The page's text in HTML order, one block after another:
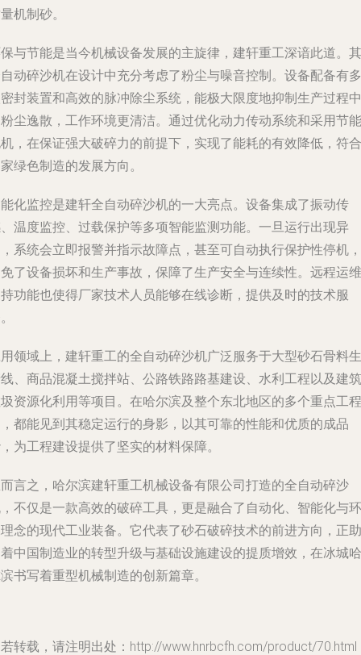
机制砂。
与节能是当今机械设备发展的主旋律，建轩重工深谙此道。其
动碎沙机在设计中充分考虑了粉尘与噪音控制。设备配备有多
封装置和高效的脉冲除尘系统，能极大限度地抑制生产过程中
尘逸散，工作环境更清洁。通过优化动力传动系统和采用节能
，在保证强大破碎力的前提下，实现了能耗的有效降低，符合
绿色制造的发展方向。
化监控是建轩全自动碎沙机的一大亮点。设备集成了振动传
温度监控、过载保护等多项智能监测功能。一旦运行出现异
系统会立即报警并指示故障点，甚至可自动执行保护性停机，
了设备损坏和生产事故，保障了生产安全与连续性。远程运维
功能也使得厂家技术人员能够在线诊断，提供及时的技术服
领域上，建轩重工的全自动碎沙机广泛服务于大型砂石骨料生
、商品混凝土搅拌站、公路铁路路基建设、水利工程以及建筑
资源化利用等项目。在哈尔滨及整个东北地区的多个重点工程
都能见到其稳定运行的身影，以其可靠的性能和优质的成品
为工程建设提供了坚实的材料保障。
言之，哈尔滨建轩重工机械设备有限公司打造的全自动碎沙
不仅是一款高效的破碎工具，更是融合了自动化、智能化与环
念的现代工业装备。它代表了砂石破碎技术的前进方向，正助
中国制造业的转型升级与基础设施建设的提质增效，在冰城哈
书写着重型机械制造的创新篇章。
转载，请注明出处：http://www.hnrbcfh.com/product/70.html